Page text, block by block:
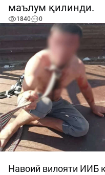
маълум қилинди.
1840 0
Навоий вилояти ИИБ